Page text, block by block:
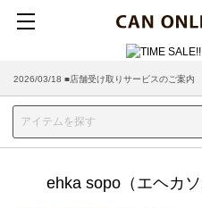
2026/03/18 ■店舗受け取りサービスのご案内
ehka sopo（エヘカ